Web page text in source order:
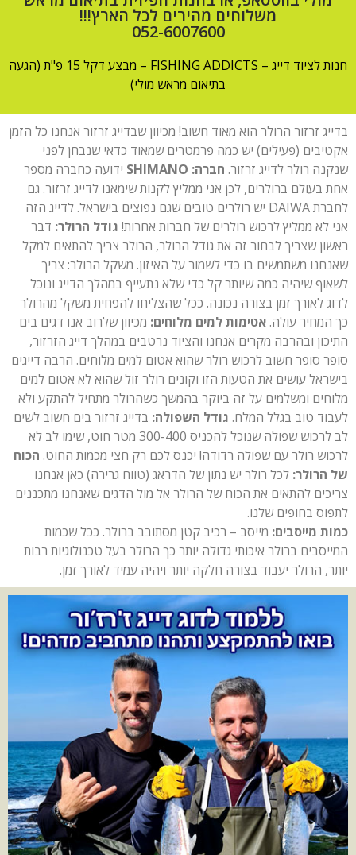
משלוחים מהירים לכל הארץ!!!
052-6007600
חנות לציוד דייג – FISHING ADDICTS – מבצע דקל 15 פ"ת (הגעה
בתיאום מראש מולי)
בדייג זרזור הרולר הוא מאוד חשוב! מכיוון שבדייג זרזור אנחנו כל הזמן
אקטיבים (פעילים) יש כמה פרמטרים שמאוד כדאי שנבחן לפני
שנקנה רולר לדייג זרזור. חברה: SHIMANO ידועה כחברה מספר
אחת בעולם ברולרים, לכן אני ממליץ לקנות שימאנו לדייג זרזור. גם
לחברת DAIWA יש רולרים טובים שגם נפוצים בישראל. לדייג הזה
אני לא ממליץ לרכוש רולרים של חברות אחרות! גודל הרולר: דבר
ראשון שצריך לבחור זה את גודל הרולר, הרולר צריך להתאים למקל
שאנחנו משתמשים בו כדי לשמור על האיזון. משקל הרולר: צריך
לשאוף שיהיה כמה שיותר קל כדי שלא נתעייף במהלך הדייג ונוכל
לדוג לאורך זמן בצורה נכונה. ככל שהצליחו להפחית משקל מהרולר
כך המחיר עולה.אטימות למים מלוחים: מכיוון שלרוב אנו דגים בים
התיכון ובהרבה מקרים אנחנו והציוד נרטבים במהלך דייג הזרזור,
סופר סופר חשוב לרכוש רולר שהוא אטום למים מלוחים. הרבה דייגים
בישראל עושים את הטעות הזו וקונים רולר זול שהוא לא אטום למים
מלוחים ומשלמים על זה ביוקר בהמשך כשהרולר מתחיל להתקע ולא
לעבוד טוב בגלל המלח. גודל השפולה: בדייג זרזור בים חשוב לשים
לב לרכוש שפולה שנוכל להכניס 300-400 מטר חוט, שימו לב לא
לרכוש רולר עם שפולה רדודה! יכנס לכם רק חצי מכמות החוט. הכוח
של הרולר: לכל רולר יש נתון של הדראג (טווח גרירה) כאן אנחנו
צריכים להתאים את הכוח של הרולר אל מול הדגים שאנחנו מתכננים
לתפוס בחופים שלנו.
כמות מייסבים: מייסב – רכיב קטן מסתובב ברולר. ככל שכמות
המייסבים ברולר איכותי גדולה יותר כך הרולר בעל טכנולוגיות רבות
יותר, הרולר יעבוד בצורה חלקה יותר ויהיה עמיד לאורך זמן.